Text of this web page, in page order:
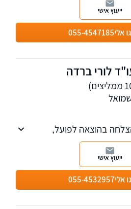
מתמשך.
אלי055-4547185
ייעוץ אישי
לורי ברדה
שנות הצלחה בהוצאה לפועל,
אלי055-4532957
ייעוץ אישי